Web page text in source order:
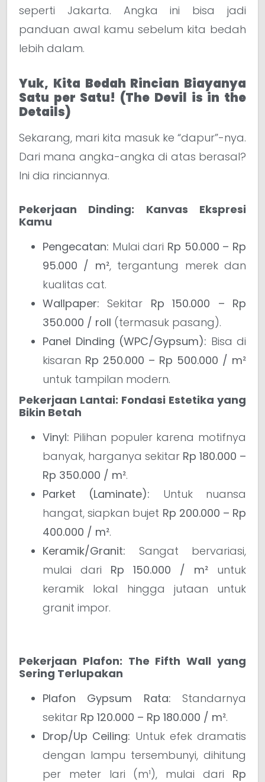
seperti Jakarta. Angka ini bisa jadi
panduan awal kamu sebelum kita bedah
lebih dalam.
Yuk, Kita Bedah Rincian Biayanya
Satu per Satu! (The Devil is in the
Details)
Sekarang, mari kita masuk ke “dapur”-nya.
Dari mana angka-angka di atas berasal?
Ini dia rinciannya.
Pekerjaan Dinding: Kanvas Ekspresi
Kamu
Pengecatan: Mulai dari Rp 50.000 – Rp
95.000 / m², tergantung merek dan
kualitas cat.
Wallpaper: Sekitar Rp 150.000 – Rp
350.000 / roll (termasuk pasang).
Panel Dinding (WPC/Gypsum): Bisa di
kisaran Rp 250.000 – Rp 500.000 / m²
untuk tampilan modern.
Pekerjaan Lantai: Fondasi Estetika yang
Bikin Betah
Vinyl: Pilihan populer karena motifnya
banyak, harganya sekitar Rp 180.000 –
Rp 350.000 / m².
Parket (Laminate): Untuk nuansa
hangat, siapkan bujet Rp 200.000 – Rp
400.000 / m².
Keramik/Granit: Sangat bervariasi,
mulai dari Rp 150.000 / m² untuk
keramik lokal hingga jutaan untuk
granit impor.
Pekerjaan Plafon: The Fifth Wall yang
Sering Terlupakan
Plafon Gypsum Rata: Standarnya
sekitar Rp 120.000 – Rp 180.000 / m².
Drop/Up Ceiling: Untuk efek dramatis
dengan lampu tersembunyi, dihitung
per meter lari (m¹), mulai dari Rp